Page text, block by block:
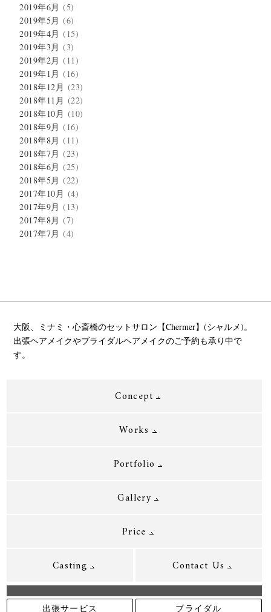
2019年6月 (5)
2019年5月 (6)
2019年4月 (15)
2019年3月 (3)
2019年2月 (11)
2019年1月 (16)
2018年12月 (23)
2018年11月 (22)
2018年10月 (10)
2018年9月 (16)
2018年8月 (11)
2018年7月 (23)
2018年6月 (25)
2018年5月 (22)
2017年10月 (4)
2017年9月 (13)
2017年8月 (7)
2017年7月 (4)
大阪、ミナミ・心斎橋のセットサロン【Chermer】(シャルメ)。
出張ヘアメイクやブライダルヘアメイクのご予約も承り中で
す。
Concept
Works
Portfolio
Gallery
Price
Casting
Contact Us